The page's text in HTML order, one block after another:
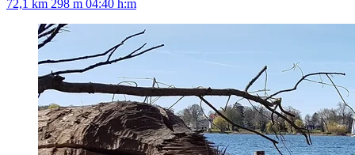
72,1 km 298 m 04:40 h:m